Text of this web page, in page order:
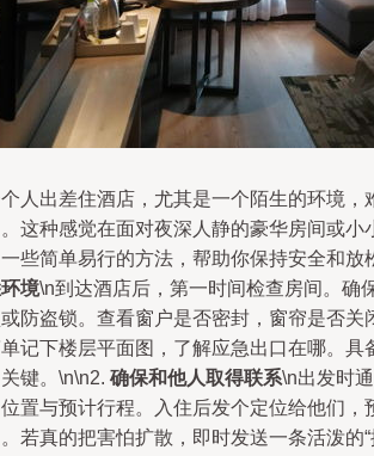
人出差住酒店，尤其是一个陌生的环境，
这种感觉在面对夜深人静的豪华房间或小
些简单易行的方法，帮助你保持安全和放
境\n到达酒店后，第一时间检查房间。确
防盗锁。查看窗户是否密封，窗帘是否关
记下楼层平面图，了解应急出口在哪。具
键。\n\n2. 确保和他人取得联系\n出发时
置与预计行程。入住后发个定位给他们，
若真的把害怕扩散，即时发送一条活泼的